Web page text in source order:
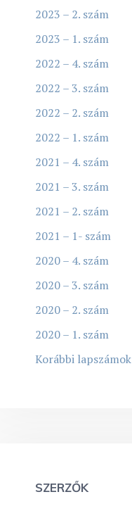
2023 – 2. szám
2023 – 1. szám
2022 – 4. szám
2022 – 3. szám
2022 – 2. szám
2022 – 1. szám
2021 – 4. szám
2021 – 3. szám
2021 – 2. szám
2021 – 1- szám
2020 – 4. szám
2020 – 3. szám
2020 – 2. szám
2020 – 1. szám
Korábbi lapszámok
SZERZŐK